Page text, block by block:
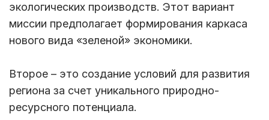
экологических производств. Этот вариант
миссии предполагает формирования каркаса
нового вида «зеленой» экономики.
Второе – это создание условий для развития
региона за счет уникального природно-
ресурсного потенциала.